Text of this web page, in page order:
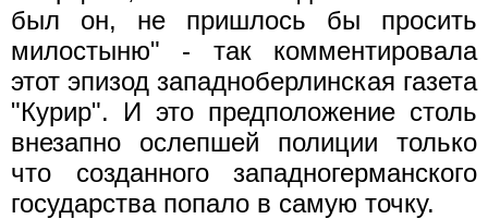
был он, не пришлось бы просить
милостыню" - так комментировала
этот эпизод западноберлинская газета
"Курир". И это предположение столь
внезапно ослепшей полиции только
что созданного западногерманского
государства попало в самую точку.